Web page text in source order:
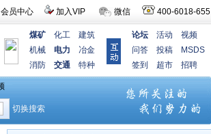
会员中心 加入VIP 微信 400-6018-655
煤矿 化工
建筑
机械
电力
冶金
消防
交通 特种
论坛 活动
视频
问答
投稿
MSDS
签到
超市 招聘